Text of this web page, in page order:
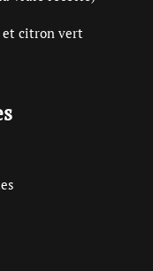
et citron vert